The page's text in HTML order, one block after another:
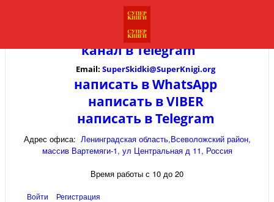
канал вTelegram
Email: SuperSkidki@SuperKnigi.org
написать в WhatsApp
написать в VIBER
написать в Telegram
Адрес офиса: Ленинградская область,Всеволожский район,
массив Вартемяги-1, ул Центральная д 11, Россия
Время работы с 10 до 20
Войти
Регистрация